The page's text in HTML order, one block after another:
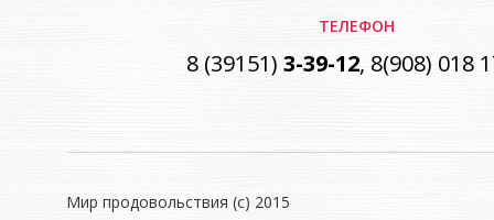
ТЕЛЕФОН
8 (39151) 3-39-12, 8(908) 018
Мир продовольствия (с) 2015